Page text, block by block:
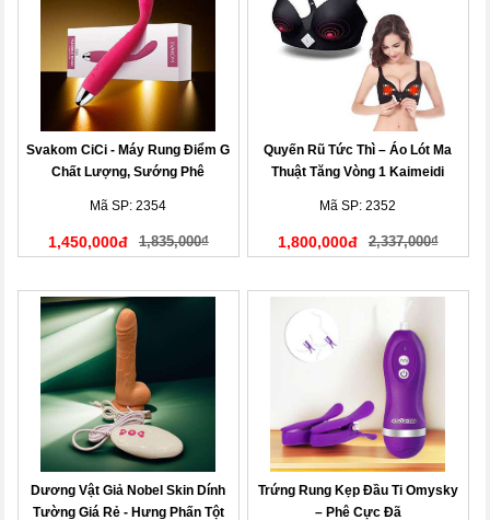
Svakom CiCi - Máy Rung Điểm G
Chất Lượng, Sướng Phê
Mã SP: 2354
1,450,000đ 1,835,000₫
Quyến Rũ Tức Thì – Áo Lót Ma
Thuật Tăng Vòng 1 Kaimeidi
Mã SP: 2352
1,800,000đ 2,337,000₫
Dương Vật Giả Nobel Skin Dính
Tường Giá Rẻ - Hưng Phấn Tột
Trứng Rung Kẹp Đầu Ti Omysky
– Phê Cực Đã